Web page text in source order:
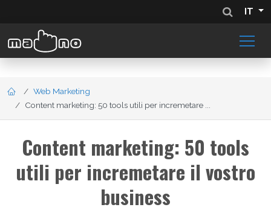
IT
Web Marketing
Content marketing: 50 tools utili per incremetare ...
Content marketing: 50 tools
utili per incremetare il vostro
business